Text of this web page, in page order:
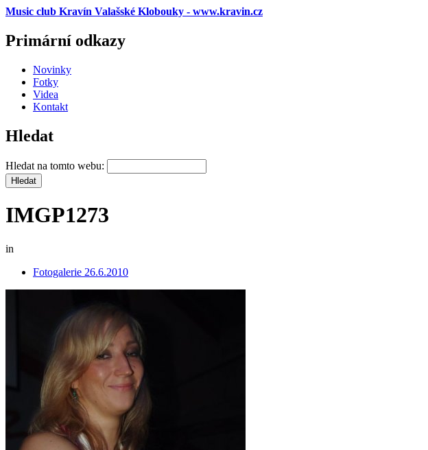
Music club Kravín Valašské Klobouky - www.kravin.cz
Primární odkazy
Novinky
Fotky
Videa
Kontakt
Hledat
Hledat na tomto webu:
IMGP1273
in
Fotogalerie 26.6.2010